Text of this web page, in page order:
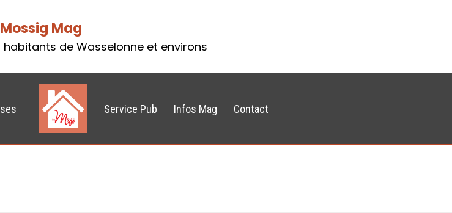
Mossig Mag
habitants de Wasselonne et environs
Service Pub Infos Mag Contact